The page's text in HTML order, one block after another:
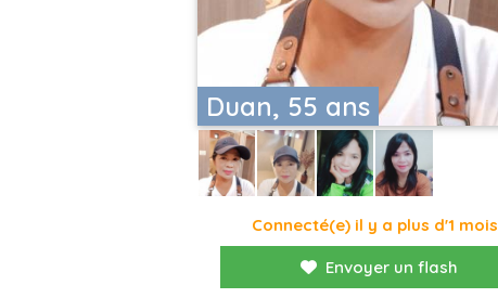
Duan, 55 ans
Connecté(e) il y a plus d'1 mois
Envoyer un flash